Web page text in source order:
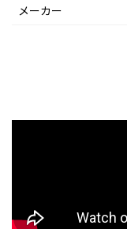
メーカー